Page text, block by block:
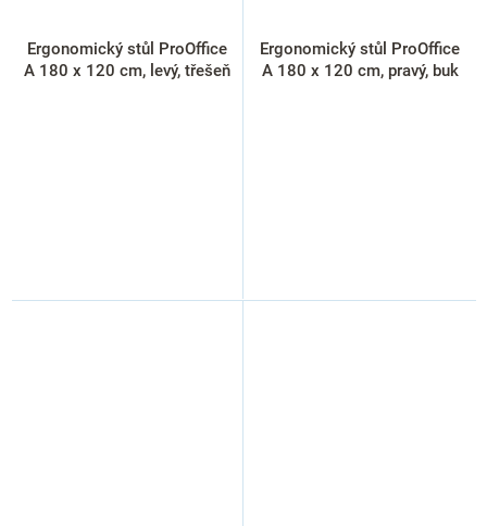
Ergonomický stůl ProOffice
A 180 x 120 cm, levý, třešeň
Ergonomický stůl ProOffice
A 180 x 120 cm, pravý, buk